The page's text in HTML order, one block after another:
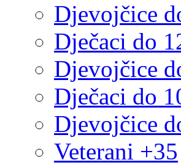
Djevojčice
Dječaci do
Djevojčice
Dječaci do
Djevojčice
Veterani +35